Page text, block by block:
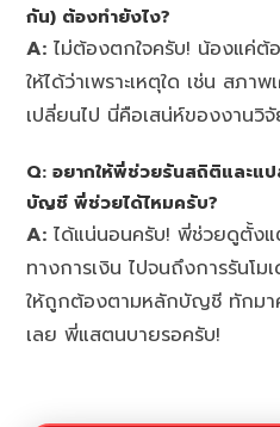
กัน) ต้องทำยังไง?
A: ไม่ต้องตกใจครับ! น้องแค่
ให้ได้ว่าเพราะเหตุใด เช่น สภา
เปลี่ยนไป นี่คือเสน่ห์ของงานวิ
Q: อยากให้พี่ช่วยรันสถิติและแ
บัญชี พี่ช่วยได้ไหมครับ?
A: ได้แน่นอนครับ! พี่ช่วยดูตั้ง
ทางการเงิน ไปจนถึงการรันโ
ให้ถูกต้องตามหลักบัญชี ทักมา
เลย พี่แสตนบายรอครับ!